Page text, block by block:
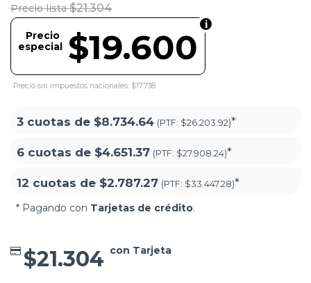
Precio lista $21.304
$19.600
Precio
especial
Precio sin impuestos nacionales: $17.738
3 cuotas de $8.734.64 (PTF: $26.203.92)*
6 cuotas de $4.651.37 (PTF: $27.908.24)*
12 cuotas de $2.787.27 (PTF: $33.447.28)*
* Pagando con Tarjetas de crédito.
$21.304 con Tarjeta